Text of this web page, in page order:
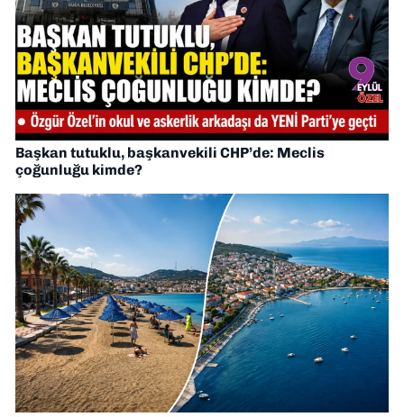
Başkan tutuklu, başkanvekili CHP’de: Meclis
çoğunluğu kimde?